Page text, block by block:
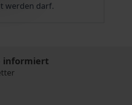
werden darf.
informiert